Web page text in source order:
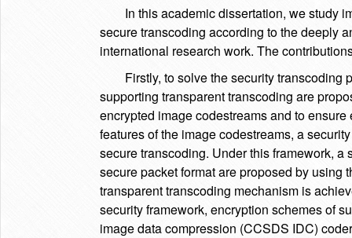
In this academic dissertation, we study
secure transcoding according to the deeply
international research work. The
Firstly, to solve the security
supporting transparent transcoding are
encrypted image codestreams and to
features of the image codestreams, a
secure transcoding. Under this framework,
secure packet format are proposed by using
transparent transcoding mechanism is
security framework, encryption schemes of
image data compression (CCSDS IDC)